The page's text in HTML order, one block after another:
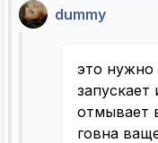
dummy
это нужно
запускает
отмывает
говна